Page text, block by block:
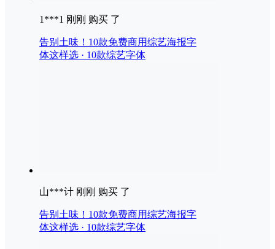
1***1 刚刚 购买 了
告别土味！10款免费商用综艺海报字
体这样选 · 10款综艺字体
山***计 刚刚 购买 了
告别土味！10款免费商用综艺海报字
体这样选 · 10款综艺字体